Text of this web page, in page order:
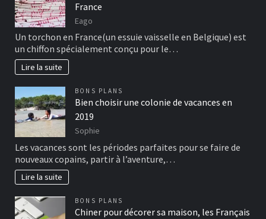
France
Eago
Un torchon en France(un essuie vaisselle en Belgique) est
un chiffon spécialement conçu pour le…
Lire la suite
BONS PLANS
Bien choisir une colonie de vacances en
2019
Sophie
Les vacances sont les périodes parfaites pour se faire de
nouveaux copains, partir à l’aventure,…
Lire la suite
BONS PLANS
Chiner pour décorer sa maison, les Français